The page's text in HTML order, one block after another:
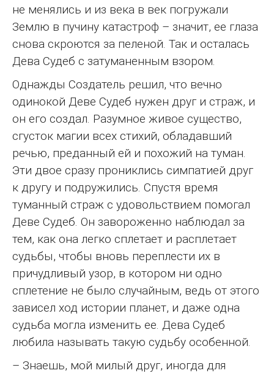
не менялись и из века в век погружали
Землю в пучину катастроф – значит, ее глаза
снова скроются за пеленой. Так и осталась
Дева Судеб с затуманенным взором.
Однажды Создатель решил, что вечно
одинокой Деве Судеб нужен друг и страж, и
он его создал. Разумное живое существо,
сгусток магии всех стихий, обладавший
речью, преданный ей и похожий на туман.
Эти двое сразу прониклись симпатией друг
к другу и подружились. Спустя время
туманный страж с удовольствием помогал
Деве Судеб. Он завороженно наблюдал за
тем, как она легко сплетает и расплетает
судьбы, чтобы вновь переплести их в
причудливый узор, в котором ни одно
сплетение не было случайным, ведь от этого
зависел ход истории планет, и даже одна
судьба могла изменить ее. Дева Судеб
любила называть такую судьбу особенной.
– Знаешь, мой милый друг, иногда для